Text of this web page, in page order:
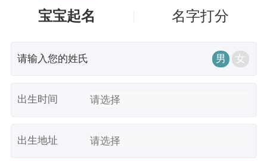
宝宝起名 名字打分
男 女
出生时间
出生地址